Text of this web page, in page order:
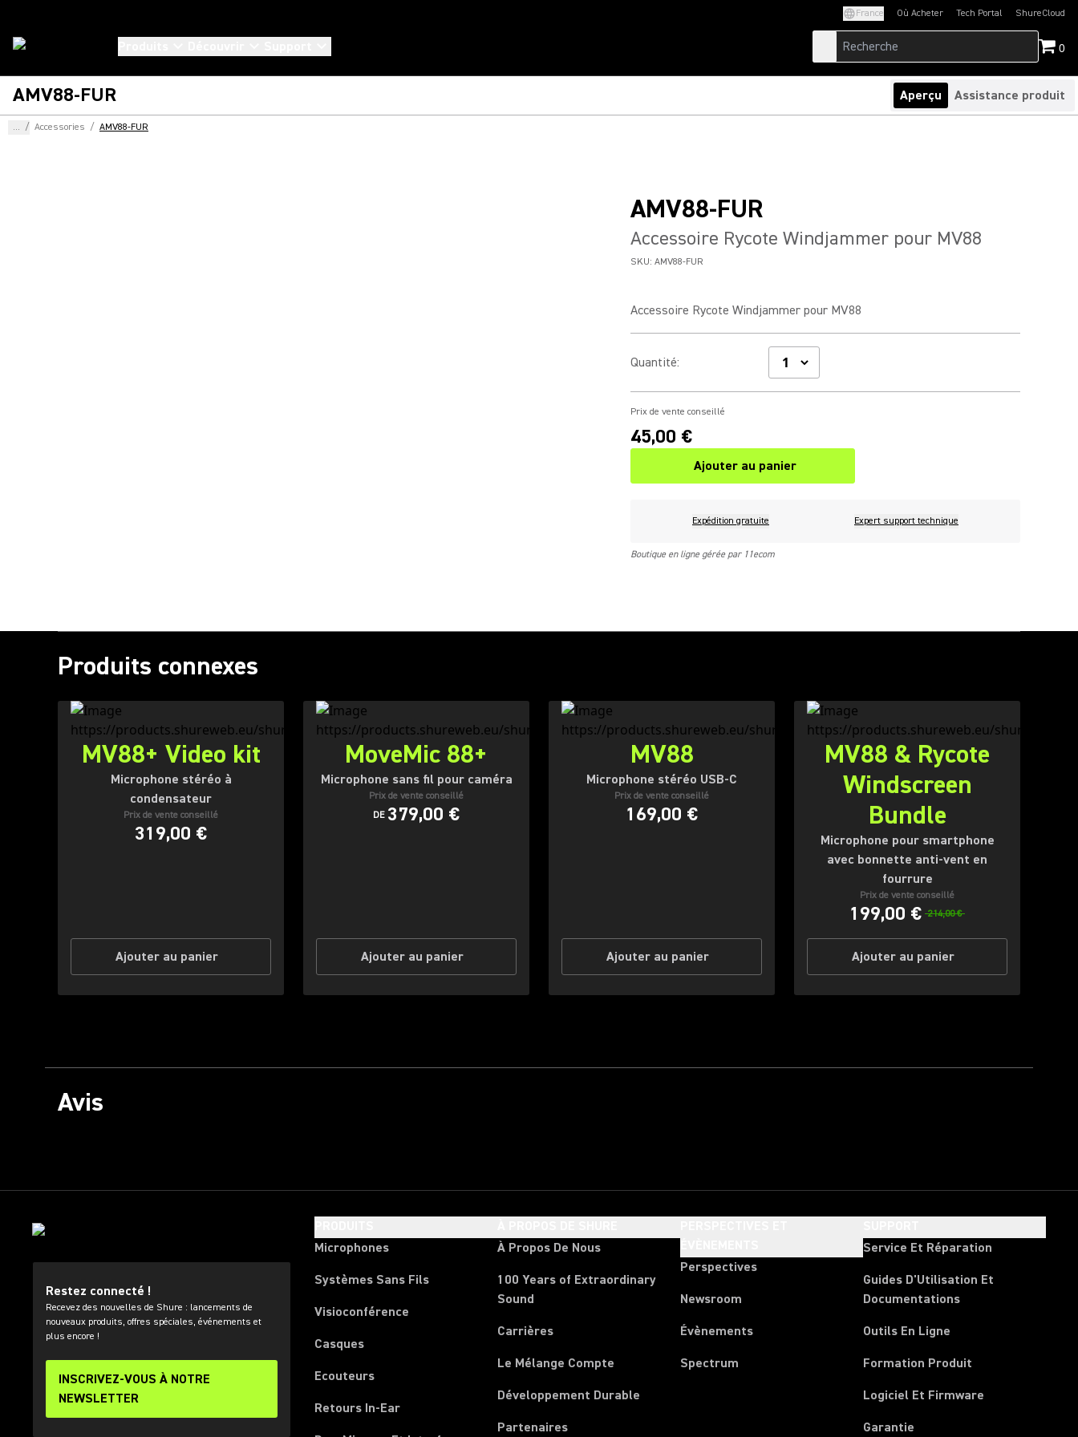
France Où Acheter Tech Portal
(Opens in a new tab)ShureCloud
(Opens in a new
0
AMV88-FUR Aperçu Assistance produit
... / Accessories / AMV88-FUR
AMV88-FUR
Accessoire Rycote Windjammer pour MV88
SKU: AMV88-FUR
Accessoire Rycote Windjammer pour MV88
Quantité:
Prix de vente conseillé
45,00 €
Ajouter au panier
Expédition gratuite Expert support technique
Boutique en ligne gérée par 11ecom
Produits connexes
MV88+ Video kit
Microphone stéréo à
condensateur
Prix de vente conseillé
319,00 €
Ajouter au panier
MoveMic 88+
Microphone sans fil pour caméra
Prix de vente conseillé
DE 379,00 €
Ajouter au panier
MV88
Microphone stéréo USB-C
Prix de vente conseillé
169,00 €
Ajouter au panier
MV88 & Rycote
Windscreen
Bundle
Microphone pour smartphone
avec bonnette anti-vent en
fourrure
Prix de vente conseillé
199,00 € 214,00 €
Ajouter au panier
Avis
Restez connecté !
Recevez des nouvelles de Shure : lancements de
nouveaux produits, offres spéciales, événements et
plus encore !
INSCRIVEZ-VOUS À NOTRE
NEWSLETTER
Microphones
Systèmes Sans Fils
Visioconférence
Casques
Ecouteurs
Retours In-Ear
À Propos De Nous
100 Years of Extraordinary
Sound
Carrières
Le Mélange Compte
Développement Durable
Partenaires
Perspectives
Newsroom
Évènements
Spectrum
Service Et Réparation
Guides D'Utilisation Et
Documentations
Outils En Ligne
Formation Produit
Logiciel Et Firmware
Garantie